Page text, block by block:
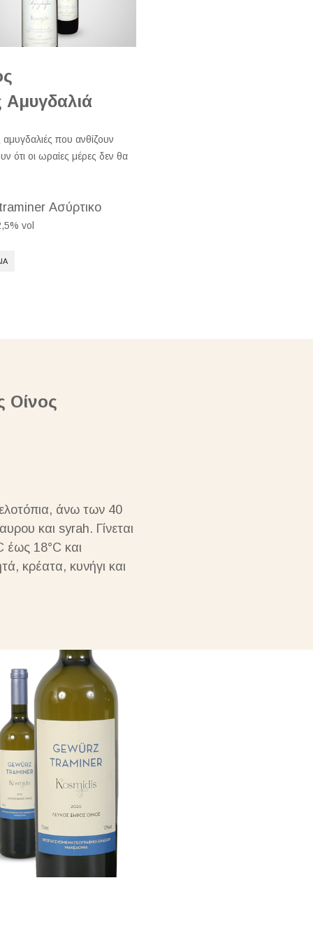
Αμυγδαλιά
που ανθίζουν
ότι οι ωραίες μέρες δεν θα
Ασύρτικο
vol
Οίνος
άνω των 40
και syrah. Γίνεται
έως 18°C και
κρέατα, κυνήγι και